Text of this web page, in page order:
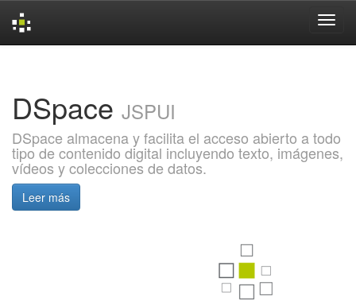
DSpace JSPUI
DSpace almacena y facilita el acceso abierto a todo
tipo de contenido digital incluyendo texto, imágenes,
vídeos y colecciones de datos.
Leer más